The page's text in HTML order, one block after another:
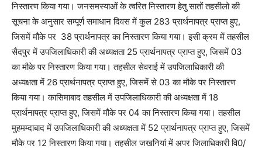
निस्तारण किया गया। जनसमस्याओं के त्वरित निस्तारण हेतु सातों तहसीलो की
सूचना के अनुसार सम्पूर्ण समाधान दिवस में कुल 283 प्रार्थनापत्र प्राप्त हुए,
जिसमें मौके पर 38 प्रार्थनापत्र का निस्तारण किया गया। इसी क्रम में तहसील
सैदपुर में उपजिलाधिकारी की अध्यक्षता 25 प्रार्थनापत्र प्राप्त हुए, जिसमें 03
का मौके पर निस्तारण किया गया। तहसील सेवराई में उपजिलाधिकारी की
अध्यक्षता में 26 प्रार्थनापत्र प्राप्त हुए, जिसमें से 03 का मौके पर निस्तारण
किया गया। कासिमाबाद तहसील में उपजिलाधिकारी की अध्यक्षता में 18
प्रार्थनापत्र प्राप्त हुए, जिसमें मौके पर 04 का निस्तारण किया गया। तहसील
मुहमम्दाबाद में उपजिलाधिकारी की अध्यक्षता में 52 प्रार्थनापत्र प्राप्त हुए, जिसमें
मौके पर 12 निस्तारण किया गया। तहसील जखनियां में अपर जिलाधिकारी वि0/